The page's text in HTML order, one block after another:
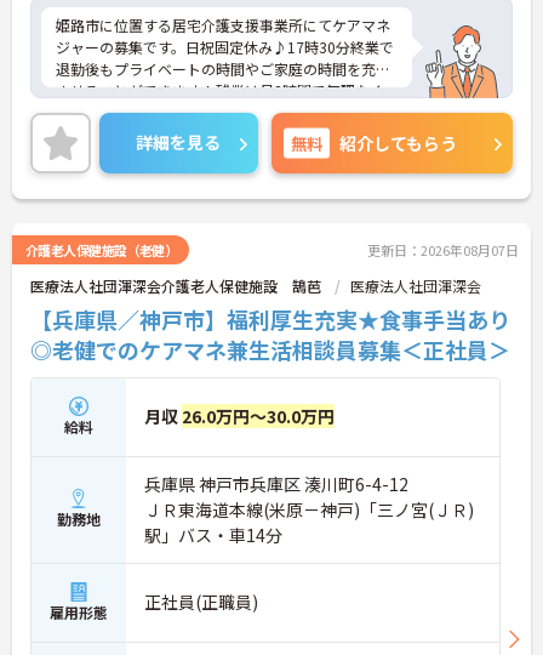
姫路市に位置する居宅介護支援事業所にてケアマネ
ジャーの募集です。日祝固定休み♪17時30分終業で
退勤後もプライベートの時間やご家庭の時間を充実
させることができます！残業は月3時間で無理なく
終業可能◎無料駐車場があるのでマイカー通勤の際
は心配いりません。また、生活にも嬉しい手当が充
実しているので、安心して働きやすい環境となって
おります♪ご興味ある方は面接ポイントをお伝えし
ますので、お気軽にご連絡ください。
詳細を見る 無料 紹介してもらう
介護老人保健施設（老健） 更新日：2026年08月07日
医療法人社団渾深会介護老人保健施設 鵠芭 医療法人社団渾深会
【兵庫県／神戸市】福利厚生充実★食事手当あり
◎老健でのケアマネ兼生活相談員募集＜正社員＞
給料 月収 26.0万円～30.0万円
勤務地
兵庫県 神戸市兵庫区 湊川町6-4-12
ＪＲ東海道本線(米原－神戸)「三ノ宮(ＪＲ)
駅」バス・車14分
雇用形態 正社員(正職員)